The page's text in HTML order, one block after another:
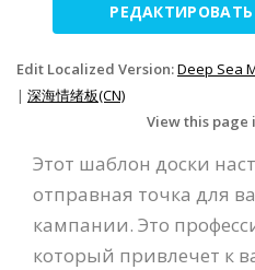
Edit Localized Version:Deep Sea
| 深海情绪板(CN)
View this page
Этот шаблон доски
отправная точка для
кампании. Это
который привлечет к